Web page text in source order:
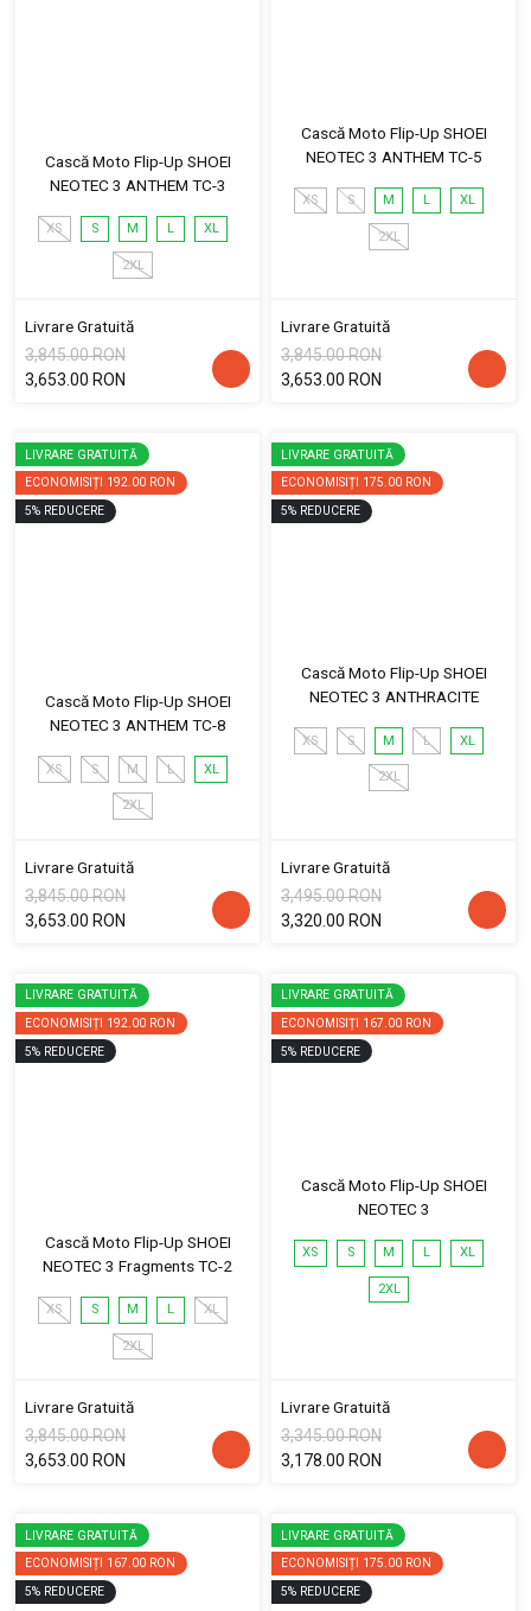
Cască Moto Flip-Up SHOEI
NEOTEC 3 ANTHEM TC-3
XS S M L XL
2XL
Livrare Gratuită
3,845.00 RON
3,653.00 RON
Cască Moto Flip-Up SHOEI
NEOTEC 3 ANTHEM TC-5
XS S M L XL
2XL
Livrare Gratuită
3,845.00 RON
3,653.00 RON
LIVRARE GRATUITĂ
ECONOMISIȚI 192.00 RON
5% REDUCERE
Cască Moto Flip-Up SHOEI
NEOTEC 3 ANTHEM TC-8
XS S M L XL
2XL
Livrare Gratuită
3,845.00 RON
3,653.00 RON
LIVRARE GRATUITĂ
ECONOMISIȚI 175.00 RON
5% REDUCERE
Cască Moto Flip-Up SHOEI
NEOTEC 3 ANTHRACITE
XS S M L XL
2XL
Livrare Gratuită
3,495.00 RON
3,320.00 RON
LIVRARE GRATUITĂ
ECONOMISIȚI 192.00 RON
5% REDUCERE
Cască Moto Flip-Up SHOEI
NEOTEC 3 Fragments TC-2
XS S M L XL
2XL
Livrare Gratuită
3,845.00 RON
3,653.00 RON
LIVRARE GRATUITĂ
ECONOMISIȚI 167.00 RON
5% REDUCERE
Cască Moto Flip-Up SHOEI
NEOTEC 3
XS S M L XL
2XL
Livrare Gratuită
3,345.00 RON
3,178.00 RON
LIVRARE GRATUITĂ
ECONOMISIȚI 167.00 RON
5% REDUCERE
LIVRARE GRATUITĂ
ECONOMISIȚI 175.00 RON
5% REDUCERE